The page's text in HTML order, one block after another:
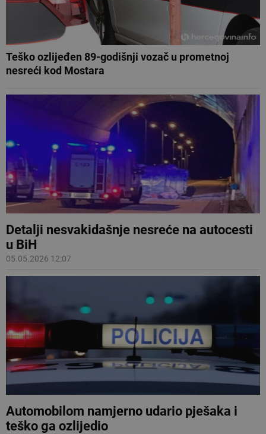
Teško ozlijeđen 89-godišnji vozač u prometnoj
nesreći kod Mostara
Detalji nesvakidašnje nesreće na autocesti
u BiH
05.05.2026 12:07
Automobilom namjerno udario pješaka i
teško ga ozlijedio